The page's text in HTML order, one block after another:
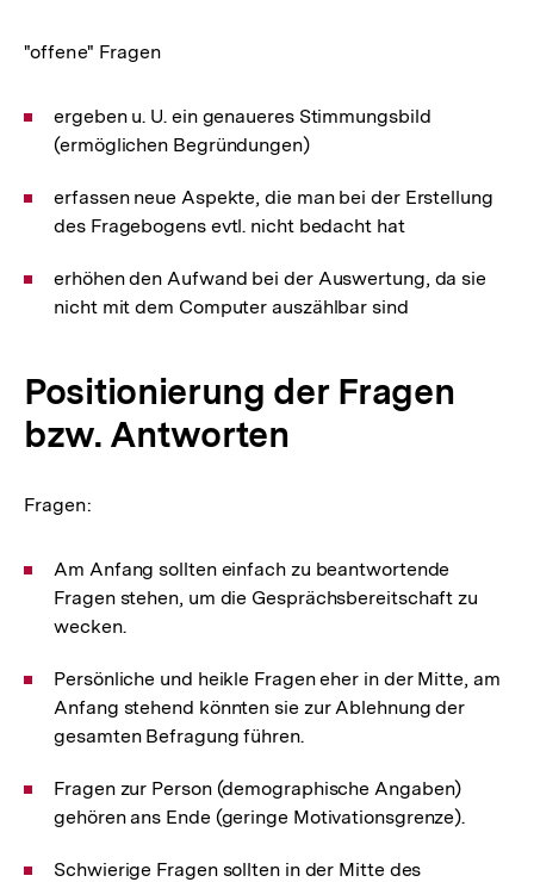
"offene" Fragen
ergeben u. U. ein genaueres Stimmungsbild
(ermöglichen Begründungen)
erfassen neue Aspekte, die man bei der Erstellung
des Fragebogens evtl. nicht bedacht hat
erhöhen den Aufwand bei der Auswertung, da sie
nicht mit dem Computer auszählbar sind
Positionierung der Fragen
bzw. Antworten
Fragen:
Am Anfang sollten einfach zu beantwortende
Fragen stehen, um die Gesprächsbereitschaft zu
wecken.
Persönliche und heikle Fragen eher in der Mitte, am
Anfang stehend könnten sie zur Ablehnung der
gesamten Befragung führen.
Fragen zur Person (demographische Angaben)
gehören ans Ende (geringe Motivationsgrenze).
Schwierige Fragen sollten in der Mitte des